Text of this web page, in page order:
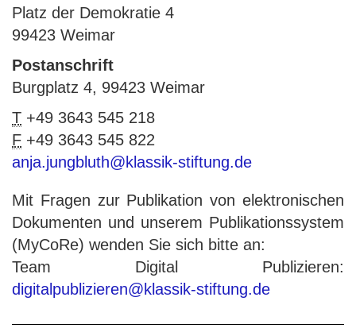
Platz der Demokratie 4
99423 Weimar
Postanschrift
Burgplatz 4, 99423 Weimar
T +49 3643 545 218
F +49 3643 545 822
anja.jungbluth@klassik-stiftung.de
Mit Fragen zur Publikation von elektronischen
Dokumenten und unserem Publikationssystem
(MyCoRe) wenden Sie sich bitte an:
Team Digital Publizieren:
digitalpublizieren@klassik-stiftung.de